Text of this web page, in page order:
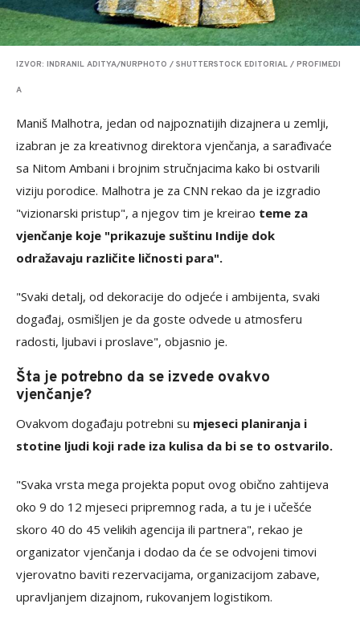
IZVOR: INDRANIL ADITYA/NURPHOTO / SHUTTERSTOCK EDITORIAL / PROFIMEDI
A
Maniš Malhotra, jedan od najpoznatijih dizajnera u zemlji,
izabran je za kreativnog direktora vjenčanja, a sarađivaće
sa Nitom Ambani i brojnim stručnjacima kako bi ostvarili
viziju porodice. Malhotra je za CNN rekao da je izgradio
"vizionarski pristup", a njegov tim je kreirao teme za
vjenčanje koje "prikazuje suštinu Indije dok
odražavaju različite ličnosti para".
"Svaki detalj, od dekoracije do odjeće i ambijenta, svaki
događaj, osmišljen je da goste odvede u atmosferu
radosti, ljubavi i proslave", objasnio je.
Šta je potrebno da se izvede ovakvo
vjenčanje?
Ovakvom događaju potrebni su mjeseci planiranja i
stotine ljudi koji rade iza kulisa da bi se to ostvarilo.
"Svaka vrsta mega projekta poput ovog obično zahtijeva
oko 9 do 12 mjeseci pripremnog rada, a tu je i učešće
skoro 40 do 45 velikih agencija ili partnera", rekao je
organizator vjenčanja i dodao da će se odvojeni timovi
vjerovatno baviti rezervacijama, organizacijom zabave,
upravljanjem dizajnom, rukovanjem logistikom.